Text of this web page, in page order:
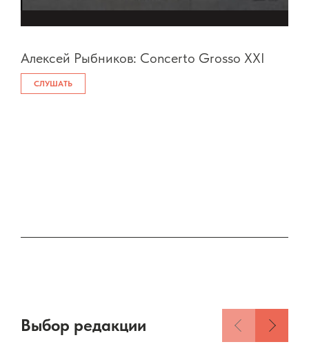
Алексей Рыбников: Concerto Grosso XXI
СЛУШАТЬ
Выбор редакции